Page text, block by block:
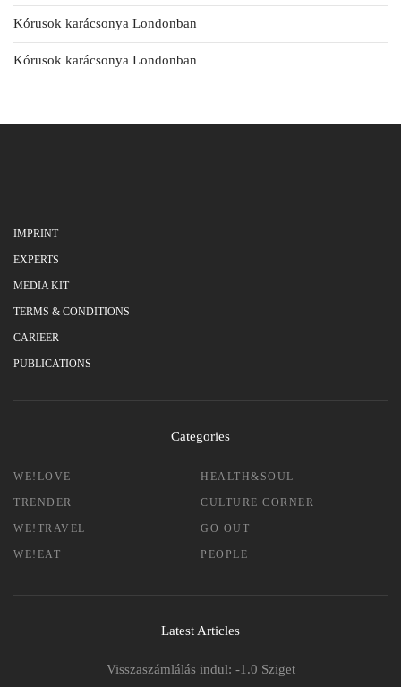
Kórusok karácsonya Londonban
Kórusok karácsonya Londonban
IMPRINT
EXPERTS
MEDIA KIT
TERMS & CONDITIONS
CARIEER
PUBLICATIONS
Categories
WE!LOVE
TRENDER
WE!TRAVEL
WE!EAT
HEALTH&SOUL
CULTURE CORNER
GO OUT
PEOPLE
Latest Articles
Visszaszámlálás indul: -1.0 Sziget